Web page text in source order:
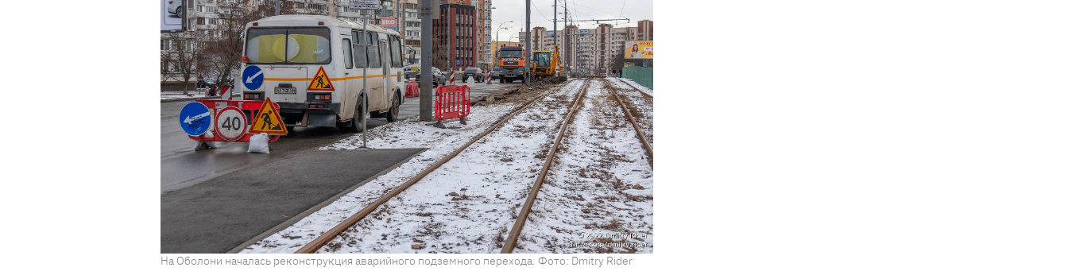
На Оболони началась реконструкция аварийного подземного перехода. Фото: Dmitry Rider